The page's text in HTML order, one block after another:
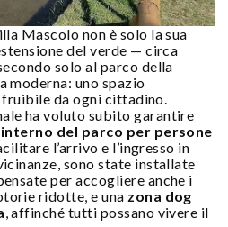
Mascolo non è solo la sua
del verde — circa
solo al parco della
moderna: uno spazio
da ogni cittadino.
ha voluto subito garantire
del parco per persone
l’arrivo e l’ingresso in
sono state installate
per accogliere anche i
ridotte, e una zona dog
, affinché tutti possano vivere il